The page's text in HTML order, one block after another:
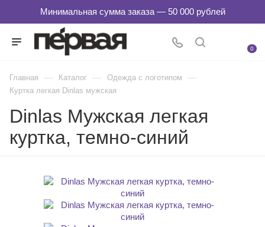
0
Главная — Каталог — Одежда с логотипом —
Куртка легкая Dinlas мужская
Dinlas Мужская легкая
куртка, темно-синий